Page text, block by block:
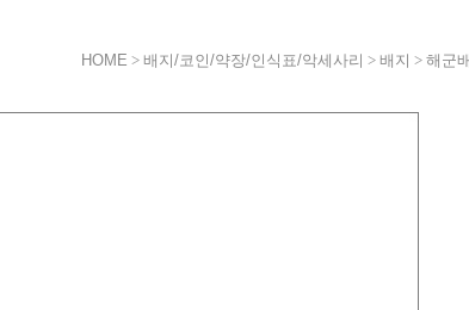
HOME > 배지/코인/약장/인식표/악세사리 > 배지 > 해군